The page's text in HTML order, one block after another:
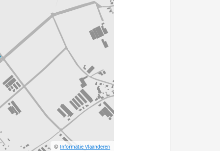
©Informatie Vlaanderen